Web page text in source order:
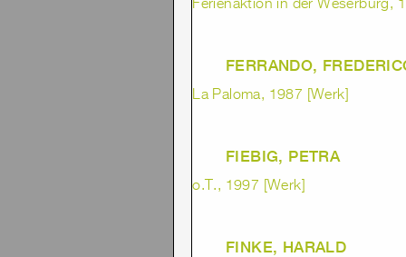
Ferienaktion in der Weserburg,
FERRANDO,
La Paloma, 1987 [Werk]
FIEBIG, PETRA
o.T., 1997 [Werk]
FINKE, HARALD